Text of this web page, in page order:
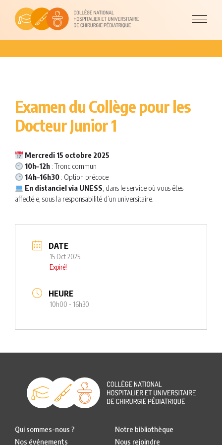
Examen du Collège pour les
Docteur Junior 1
Mercredi 15 octobre 2025
10h–12h : Tronc commun
14h–16h30 : Option précoce
En distanciel via UNESS , dans le service où vous êtes
affecté·e, sous la responsabilité d’un universitaire.
DATE
15 Oct 2025
Expiré!
HEURE
10h00 - 16h30
Qui sommes-nous ?
Nos événements
Notre bibliothèque
Nous rejoindre